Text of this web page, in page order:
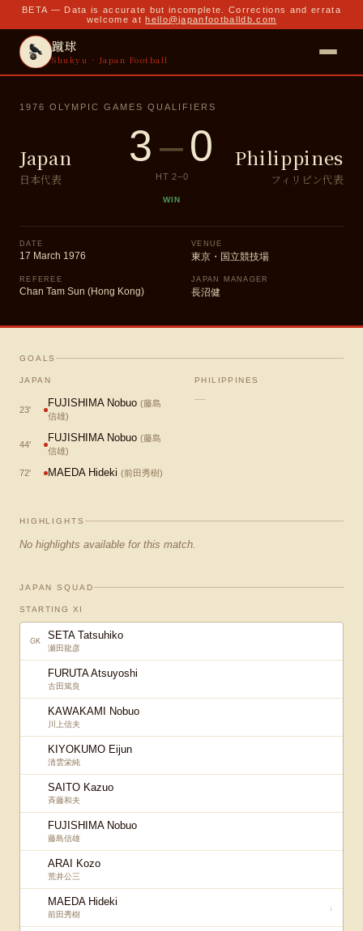
BETA — Data is accurate but incomplete. Corrections and errata
welcome at hello@japanfootballdb.com
蹴球
Shukyu · Japan Football
1976 OLYMPIC GAMES QUALIFIERS
Japan
日本代表
3–0
HT2–0
WIN
Philippines
フィリピン代表
DATE
17 March 1976
VENUE
東京・国立競技場
REFEREE
Chan Tam Sun (Hong Kong)
JAPAN MANAGER
長沼健
GOALS
JAPAN
23'
FUJISHIMA Nobuo (藤島
信雄)
44'
FUJISHIMA Nobuo (藤島
信雄)
72' MAEDA Hideki (前田秀樹)
PHILIPPINES
—
HIGHLIGHTS
No highlights available for this match.
JAPAN SQUAD
STARTING XI
GK SETA Tatsuhiko
瀬田龍彦
FURUTA Atsuyoshi
古田篤良
KAWAKAMI Nobuo
川上信夫
KIYOKUMO Eijun
清雲栄純
SAITO Kazuo
斉藤和夫
FUJISHIMA Nobuo
藤島信雄
ARAI Kozo
荒井公三
MAEDA Hideki
前田秀樹
↓